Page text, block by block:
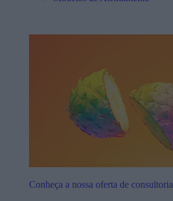
Conheça a nossa oferta de consultoria